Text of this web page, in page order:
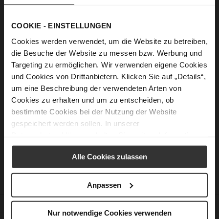
COOKIE - EINSTELLUNGEN
Cookies werden verwendet, um die Website zu betreiben,
die Besuche der Website zu messen bzw. Werbung und
Targeting zu ermöglichen. Wir verwenden eigene Cookies
und Cookies von Drittanbietern. Klicken Sie auf „Details“,
um eine Beschreibung der verwendeten Arten von
Cookies zu erhalten und um zu entscheiden, ob
bestimmte Cookies bei der Nutzung der Website
gespeichert werden sollen. In unserer
Alle Cookies zulassen
Anpassen
Nur notwendige Cookies verwenden
Forgot Your Password?
New Customers
Creating an account has many benefits: check out faster, keep
more than one address, track orders and more.
Create an Account
CUSTOMER SERVICE